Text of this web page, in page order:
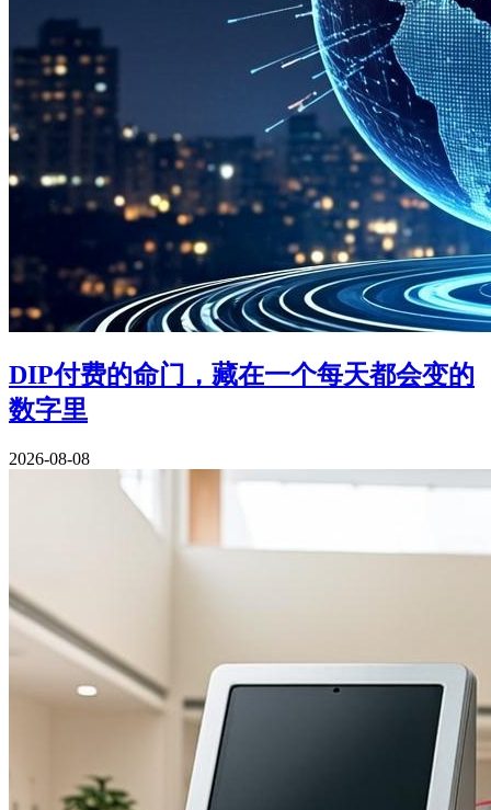
DIP付费的命门，藏在一个每天都会变的
数字里
2026-08-08